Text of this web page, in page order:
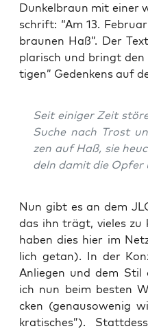
Dun­kel­braun mit einer
schrift: “Am 13.
brau­nen Haß”. Der
pla­risch und bringt
ti­gen” Geden­kens auf
Seit eini­ger Zeit
Suche nach Trost
zen auf Haß, sie
deln damit die Opfer
Nun gibt es an dem
das ihn trägt, vie­les zu
haben dies hier im
lich getan). In der
Anlie­gen und dem Stil
ich nun beim bes­ten
cken (genau­so­we­nig
kra­ti­sches”).